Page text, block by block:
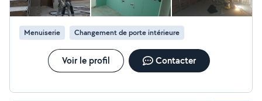
Menuiserie Changement de porte intérieure
Voir le profil Contacter